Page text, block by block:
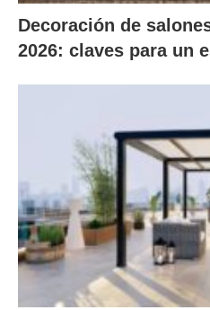
Decoración de
2026: claves para un